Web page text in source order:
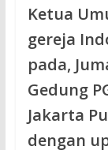
Ketua
gereja
pada,
Gedung
Jakarta
dengan